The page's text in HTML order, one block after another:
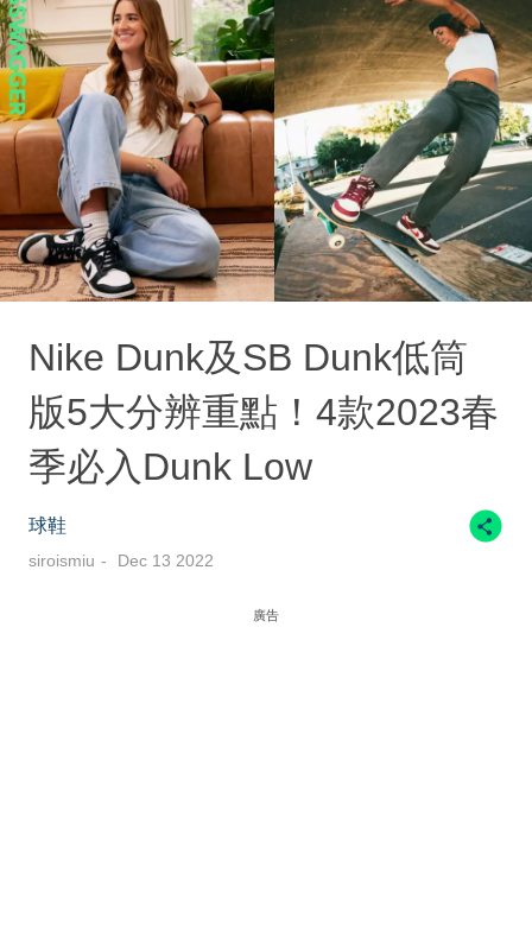
Nike Dunk及SB Dunk低筒
版5大分辨重點！4款2023春
季必入Dunk Low
球鞋
siroismiu Dec 13 2022
廣告